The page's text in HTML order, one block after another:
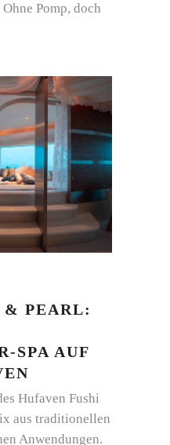
Pomp, doch
& PEARL:
SPA AUF
Hufaven Fushi
aus traditionellen
Anwendungen.